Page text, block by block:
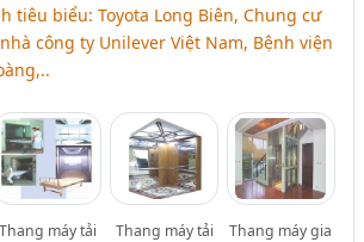
tiêu biểu: Toyota Long Biên, Chung cư
công ty Unilever Việt Nam, Bệnh viện
Thang máy tải
Thang máy tải
Thang máy gia